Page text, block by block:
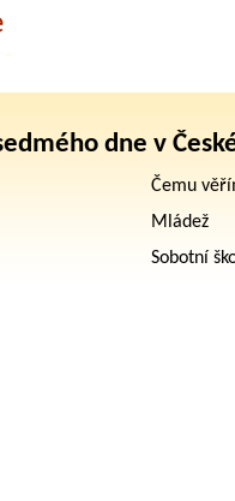
dne v
Čemu
Mládež
Sobotní